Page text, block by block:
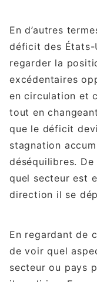
En d’autres
déficit des États-
regarder la
excédentaires
en circulation et
tout en
que le déficit
stagnation
déséquilibres.
quel secteur est
direction il se
En regardant de
de voir quel
secteur ou pays